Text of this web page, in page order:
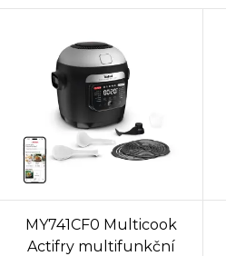
MY741CF0 Multicook
Actifry multifunkční